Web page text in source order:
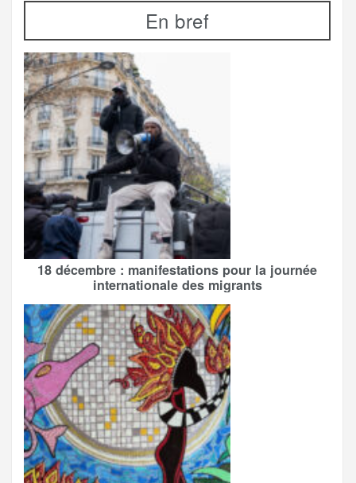
En bref
18 décembre : manifestations pour la journée
internationale des migrants